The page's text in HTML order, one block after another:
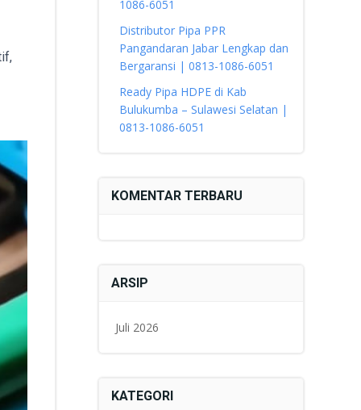
1086-6051
Distributor Pipa PPR
Pangandaran Jabar Lengkap dan
Bergaransi | 0813-1086-6051
Ready Pipa HDPE di Kab
Bulukumba – Sulawesi Selatan |
0813-1086-6051
KOMENTAR TERBARU
ARSIP
Juli 2026
KATEGORI